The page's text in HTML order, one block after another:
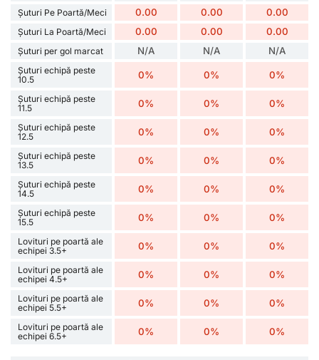
Șuturi Pe Poartă/Meci 0.00 0.00 0.00
Șuturi La Poartă/Meci 0.00 0.00 0.00
Șuturi per gol marcat N/A N/A N/A
Șuturi echipă peste
10.5
0% 0% 0%
Șuturi echipă peste
11.5
0% 0% 0%
Șuturi echipă peste
12.5
0% 0% 0%
Șuturi echipă peste
13.5
0% 0% 0%
Șuturi echipă peste
14.5
0% 0% 0%
Șuturi echipă peste
15.5
0% 0% 0%
Lovituri pe poartă ale
echipei 3.5+
0% 0% 0%
Lovituri pe poartă ale
echipei 4.5+
0% 0% 0%
Lovituri pe poartă ale
echipei 5.5+
0% 0% 0%
Lovituri pe poartă ale
echipei 6.5+
0% 0% 0%